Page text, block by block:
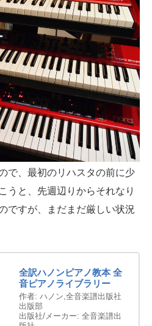
で、最初のリハスタの前に少
うと、先週辺りからそれなり
ですが、まだまだ厳しい状況
全訳ハノンピアノ教本 全
音ピアノライブラリー
作者: ハノン,全音楽譜出版社
出版部
出版社/メーカー: 全音楽譜出